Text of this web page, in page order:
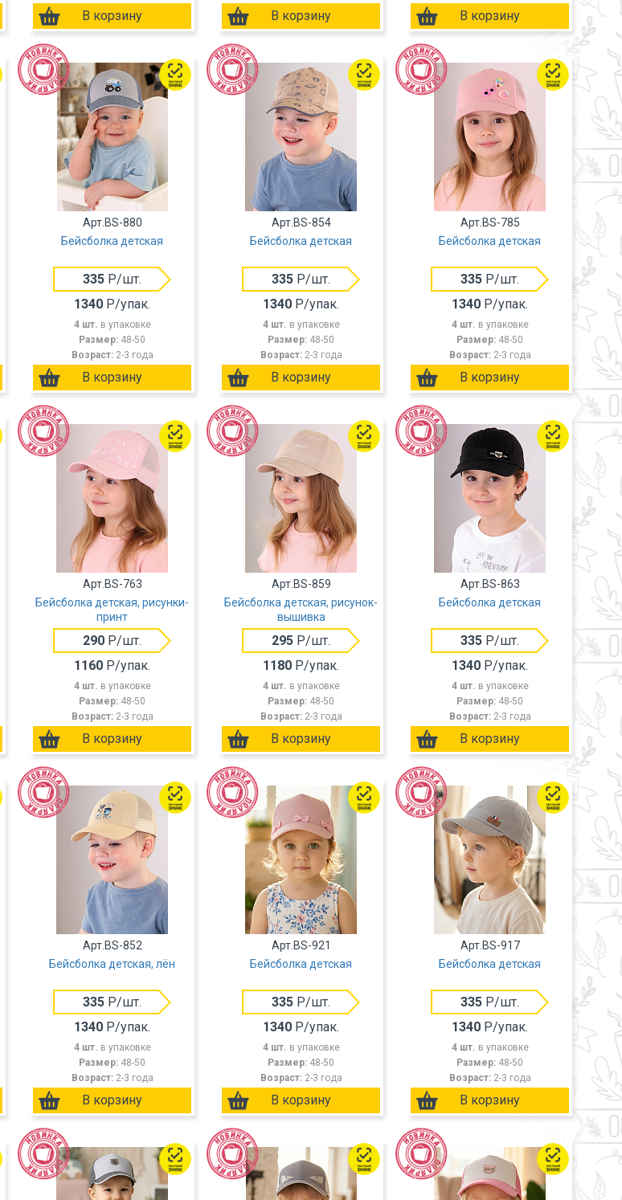
Арт.BS-880
Бейсболка детская
335 Р/шт.
1340 Р/упак.
4 шт. в упаковке
Размер: 48-50
Возраст: 2-3 года
Арт.BS-854
Бейсболка детская
335 Р/шт.
1340 Р/упак.
4 шт. в упаковке
Размер: 48-50
Возраст: 2-3 года
Арт.BS-785
Бейсболка детская
335 Р/шт.
1340 Р/упак.
4 шт. в упаковке
Размер: 48-50
Возраст: 2-3 года
Арт.BS-763
Бейсболка детская, рисунки-
принт
290 Р/шт.
1160 Р/упак.
4 шт. в упаковке
Размер: 48-50
Возраст: 2-3 года
Арт.BS-859
Бейсболка детская, рисунок-
вышивка
295 Р/шт.
1180 Р/упак.
4 шт. в упаковке
Размер: 48-50
Возраст: 2-3 года
Арт.BS-863
Бейсболка детская
335 Р/шт.
1340 Р/упак.
4 шт. в упаковке
Размер: 48-50
Возраст: 2-3 года
Арт.BS-852
Бейсболка детская, лён
335 Р/шт.
1340 Р/упак.
4 шт. в упаковке
Размер: 48-50
Возраст: 2-3 года
Арт.BS-921
Бейсболка детская
335 Р/шт.
1340 Р/упак.
4 шт. в упаковке
Размер: 48-50
Возраст: 2-3 года
Арт.BS-917
Бейсболка детская
335 Р/шт.
1340 Р/упак.
4 шт. в упаковке
Размер: 48-50
Возраст: 2-3 года